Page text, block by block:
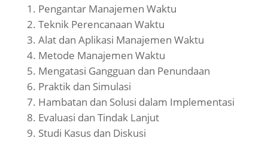
Pengantar Manajemen Waktu
Teknik Perencanaan Waktu
Alat dan Aplikasi Manajemen Waktu
Metode Manajemen Waktu
Mengatasi Gangguan dan Penundaan
Praktik dan Simulasi
Hambatan dan Solusi dalam Implementasi
Evaluasi dan Tindak Lanjut
Studi Kasus dan Diskusi